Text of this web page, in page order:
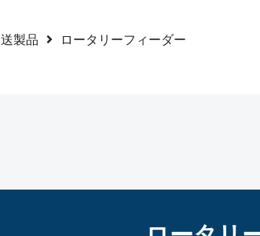
製品 ロータリーフィーダー